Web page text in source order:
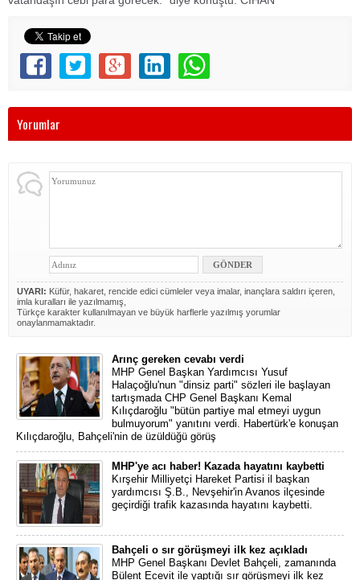
Yorumlar
UYARI: Küfür, hakaret, rencide edici cümleler veya imalar, inançlara saldırı içeren,
imla kuralları ile yazılmamış,
Türkçe karakter kullanılmayan ve büyük harflerle yazılmış yorumlar
onaylanmamaktadır.
Arınç gereken cevabı verdi
MHP Genel Başkan Yardımcısı Yusuf
Halaçoğlu'nun "dinsiz parti" sözleri ile başlayan
tartışmada CHP Genel Başkanı Kemal
Kılıçdaroğlu "bütün partiye mal etmeyi uygun
bulmuyorum" yanıtını verdi. Habertürk'e konuşan
Kılıçdaroğlu, Bahçeli'nin de üzüldüğü görüş
MHP'ye acı haber! Kazada hayatını kaybetti
Kırşehir Milliyetçi Hareket Partisi il başkan
yardımcısı Ş.B., Nevşehir'in Avanos ilçesinde
geçirdiği trafik kazasında hayatını kaybetti.
Bahçeli o sır görüşmeyi ilk kez açıkladı
MHP Genel Başkanı Devlet Bahçeli, zamanında
Bülent Ecevit ile yaptığı sır görüşmeyi ilk kez